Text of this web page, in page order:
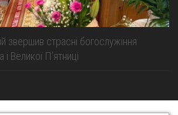
звершив страсні богослужіння
Великої Пʼятниці